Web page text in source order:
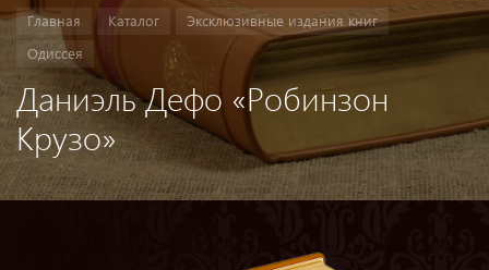
Главная Каталог
Эксклюзивные издания книг
Одиссея
Даниэль Дефо «Робинзон
Крузо»